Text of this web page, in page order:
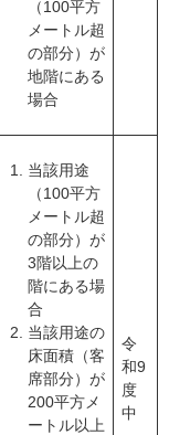
（100平方
メートル超
の部分）が
地階にある
場合
当該用途
（100平方
メートル超
の部分）が
3階以上の
階にある場
合
当該用途の
床面積（客
席部分）が
200平方メ
ートル以上
令
和9
度
中